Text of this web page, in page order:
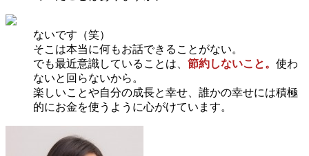
ないです（笑）
そこは本当に何もお話できることがない。
でも最近意識していることは、 節約しないこと。 使わ
ないと回らないから。
楽しいことや自分の成長と幸せ、誰かの幸せには積極
的にお金を使うように心がけています。